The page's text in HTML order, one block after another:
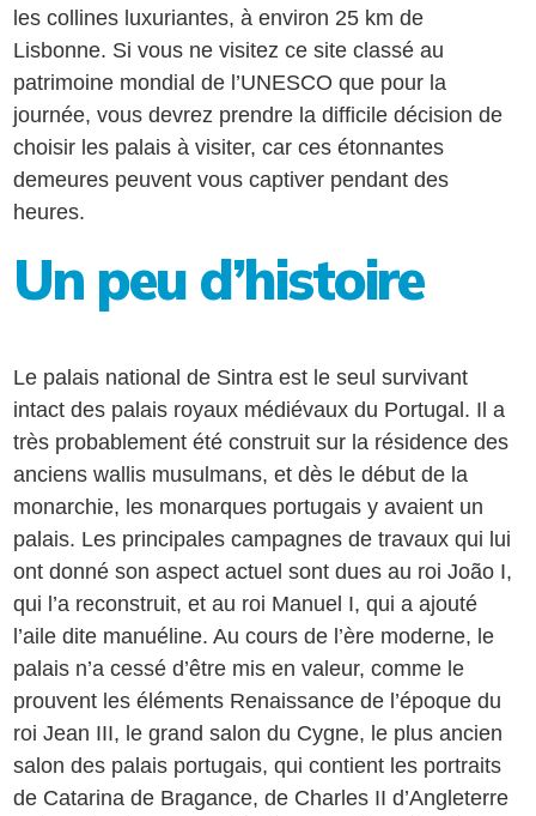
les collines luxuriantes, à environ 25 km de
Lisbonne. Si vous ne visitez ce site classé au
patrimoine mondial de l’UNESCO que pour la
journée, vous devrez prendre la difficile décision de
choisir les palais à visiter, car ces étonnantes
demeures peuvent vous captiver pendant des
heures.
Un peu d’histoire
Le palais national de Sintra est le seul survivant
intact des palais royaux médiévaux du Portugal. Il a
très probablement été construit sur la résidence des
anciens wallis musulmans, et dès le début de la
monarchie, les monarques portugais y avaient un
palais. Les principales campagnes de travaux qui lui
ont donné son aspect actuel sont dues au roi João I,
qui l’a reconstruit, et au roi Manuel I, qui a ajouté
l’aile dite manuéline. Au cours de l’ère moderne, le
palais n’a cessé d’être mis en valeur, comme le
prouvent les éléments Renaissance de l’époque du
roi Jean III, le grand salon du Cygne, le plus ancien
salon des palais portugais, qui contient les portraits
de Catarina de Bragance, de Charles II d’Angleterre